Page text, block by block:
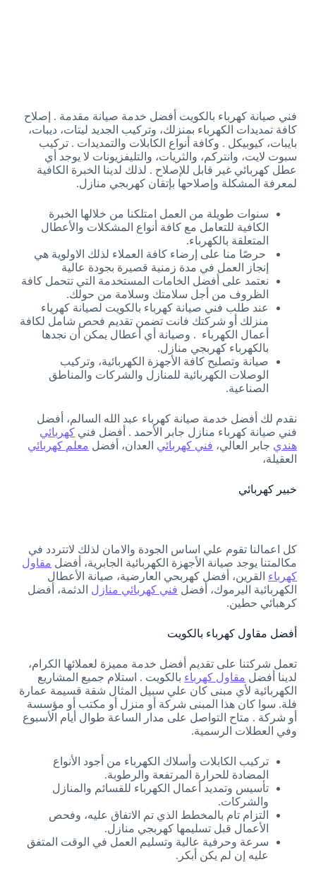
فني صيانة كهرباء بالكويت أفضل خدمة صيانة مقدمة . إصلاح
كافة تمديدات الكهرباء بمنزلك، وتركيب الجديد ليتات، ديبات،
بايبات، كيوبيكل . وكافة أنواع الكابلات والتمديدات . تركيب
سبوت لايت، وانتركم، والثريات، والتليفزيونات لا يوجد أي
عطل كهربائي غير قابل للإصلاح . لذلك لدينا الخبرة الكافية
لمعرفة المشكلة وإصلاحها بإتقان كهربجي منازل.
سنوات طويلة من العمل امتلكنا من خلالها الخبرة
الكافية للتعامل مع كافة أنواع المشكلات والأعطال
المتعلقة بالكهرباء.
حرصًا منا على إرضاء كافة العملاء لذلك الاولوية هي
إنجاز العمل في مدة زمنية قصيرة بجودة عالية
نعتمد على أفضل الخامات المستخدمة التي تتحمل كافة
الظروف من أجل سلامتك وسلامة من حولك.
عند طلب فني صيانة كهرباء بالكويت لصيانة كهرباء
منزلك أو شركتك فانت تضمن تقديم فحص شامل لكافة
أعمال الكهرباء . وصيانة أي أعطال يمكن أن نجدها
بالكهرباء كهربجي منازل.
صيانة وتصليح كافة الأجهزة الكهربائية، وتركيب
الوصلات الكهربائية للمنازل والشركات والمناطق
الصناعية.
نقدم لك أفضل خدمة صيانة كهرباء عبد الله السالم، أفضل
فني صيانة كهرباء منازل جابر الأحمد . أفضل فني كهربائي
هندي جابر العالي، فني كهربائي العدان، أفضل معلم كهربائي
العقيلة،
خبير كهربائي
كل اعمالنا تقوم علي اساس الجودة والامان لذلك لاتتردد في
مكالمتنا يوجد صيانة الأجهزة الكهربائية الجابرية، أفضل مقاول
كهرباء القرين، أفضل كهربحي العارضية، صيانة الأعطال
الكهربائية اليرموك، أفضل فني كهربائي منازل الدثمة، أفضل
كرهبائي حطين.
أفضل مقاول كهرباء بالكويت
تعمل شركتنا على تقديم أفضل خدمة مميزة لعملائها الكرام،
لدينا أفضل مقاول كهرباء بالكويت . استلام جميع المشاريع
الكهربائية لأي مبنى كان علي سبيل المثال شقة قسيمة عمارة
فلة. سوا كان هذا المبنى شركة أو منزل أو مكتب أو مؤسسة
أو شركة . متاح التواصل على مدار الساعة طوال أيام الأسبوع
وفي العطلات الرسمية.
تركيب الكابلات وأسلاك الكهرباء من أجود الأنواع
المضادة للحرارة المرتفعة والرطوبة.
تأسيس وتمديد أعمال الكهرباء للقسائم والمنازل
والشركات.
التزام تام بالمخطط الذي تم الاتفاق عليه، وفحص
الأعمال قبل تسليمها كهربجي منازل.
سرعة وحرفية عالية وتسليم العمل في الوقت المتفق
عليه إن لم يكن أبكر.